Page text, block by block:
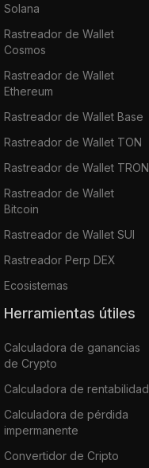
Solana
Rastreador de Wallet
Cosmos
Rastreador de Wallet
Ethereum
Rastreador de Wallet Base
Rastreador de Wallet TON
Rastreador de Wallet TRON
Rastreador de Wallet
Bitcoin
Rastreador de Wallet SUI
Rastreador Perp DEX
Ecosistemas
Herramientas útiles
Calculadora de ganancias
de Crypto
Calculadora de rentabilidad
Calculadora de pérdida
impermanente
Convertidor de Cripto